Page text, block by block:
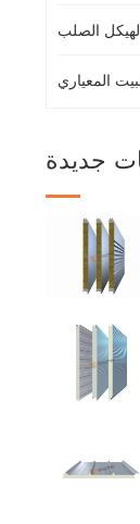
الصلب
المعياري
جديدة